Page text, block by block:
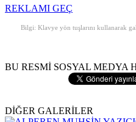
REKLAMI GEÇ
Bilgi: Klavye yön tuşlarını kullanarak
BU RESMİ SOSYAL MEDYA
DİĞER GALERİLER